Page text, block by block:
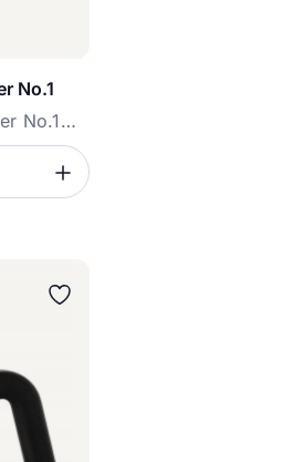
No.1
No.1
Zwiększ ilość